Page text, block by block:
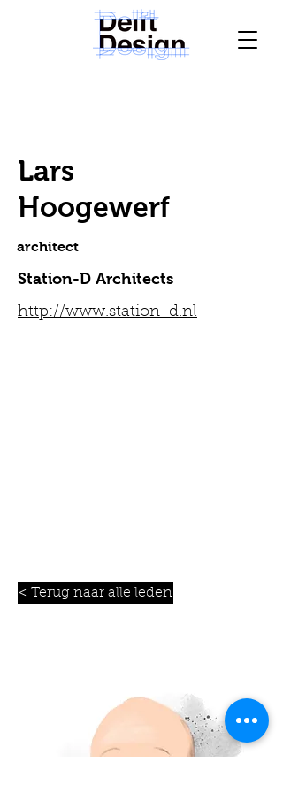
Lars
Hoogewerf
architect
Station-D Architects
http://www.station-d.nl
< Terug naar alle leden